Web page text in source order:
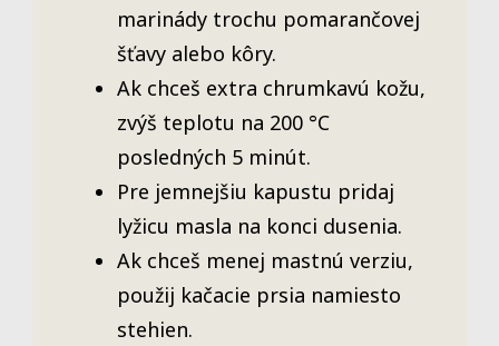
marinády trochu pomarančovej
šťavy alebo kôry.
Ak chceš extra chrumkavú kožu,
zvýš teplotu na 200 °C
posledných 5 minút.
Pre jemnejšiu kapustu pridaj
lyžicu masla na konci dusenia.
Ak chceš menej mastnú verziu,
použij kačacie prsia namiesto
stehien.